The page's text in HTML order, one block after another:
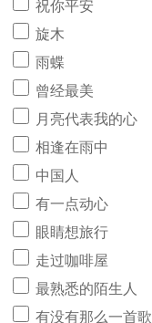
祝你平安
旋木
雨蝶
曾经最美
月亮代表我的心
相逢在雨中
中国人
有一点动心
眼睛想旅行
走过咖啡屋
最熟悉的陌生人
有没有那么一首歌